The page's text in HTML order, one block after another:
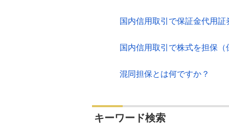
国内信用取引で保証金代用
国内信用取引で株式を担保
混同担保とは何ですか？
キーワード検索